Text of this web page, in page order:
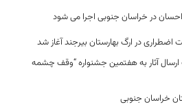
در خراسان جنوبی اجرا می شود
در ارگ بهارستان بیرجند آغاز شد
آخرین مهلت ارسال آثار به هفتمین جشنواره “وقف چشمه